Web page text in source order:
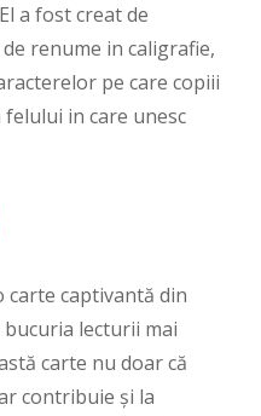
a fost creat de
renume in caligrafie,
pe care copiii
in care unesc
carte captivantă din
bucuria lecturii mai
carte nu doar că
contribuie și la